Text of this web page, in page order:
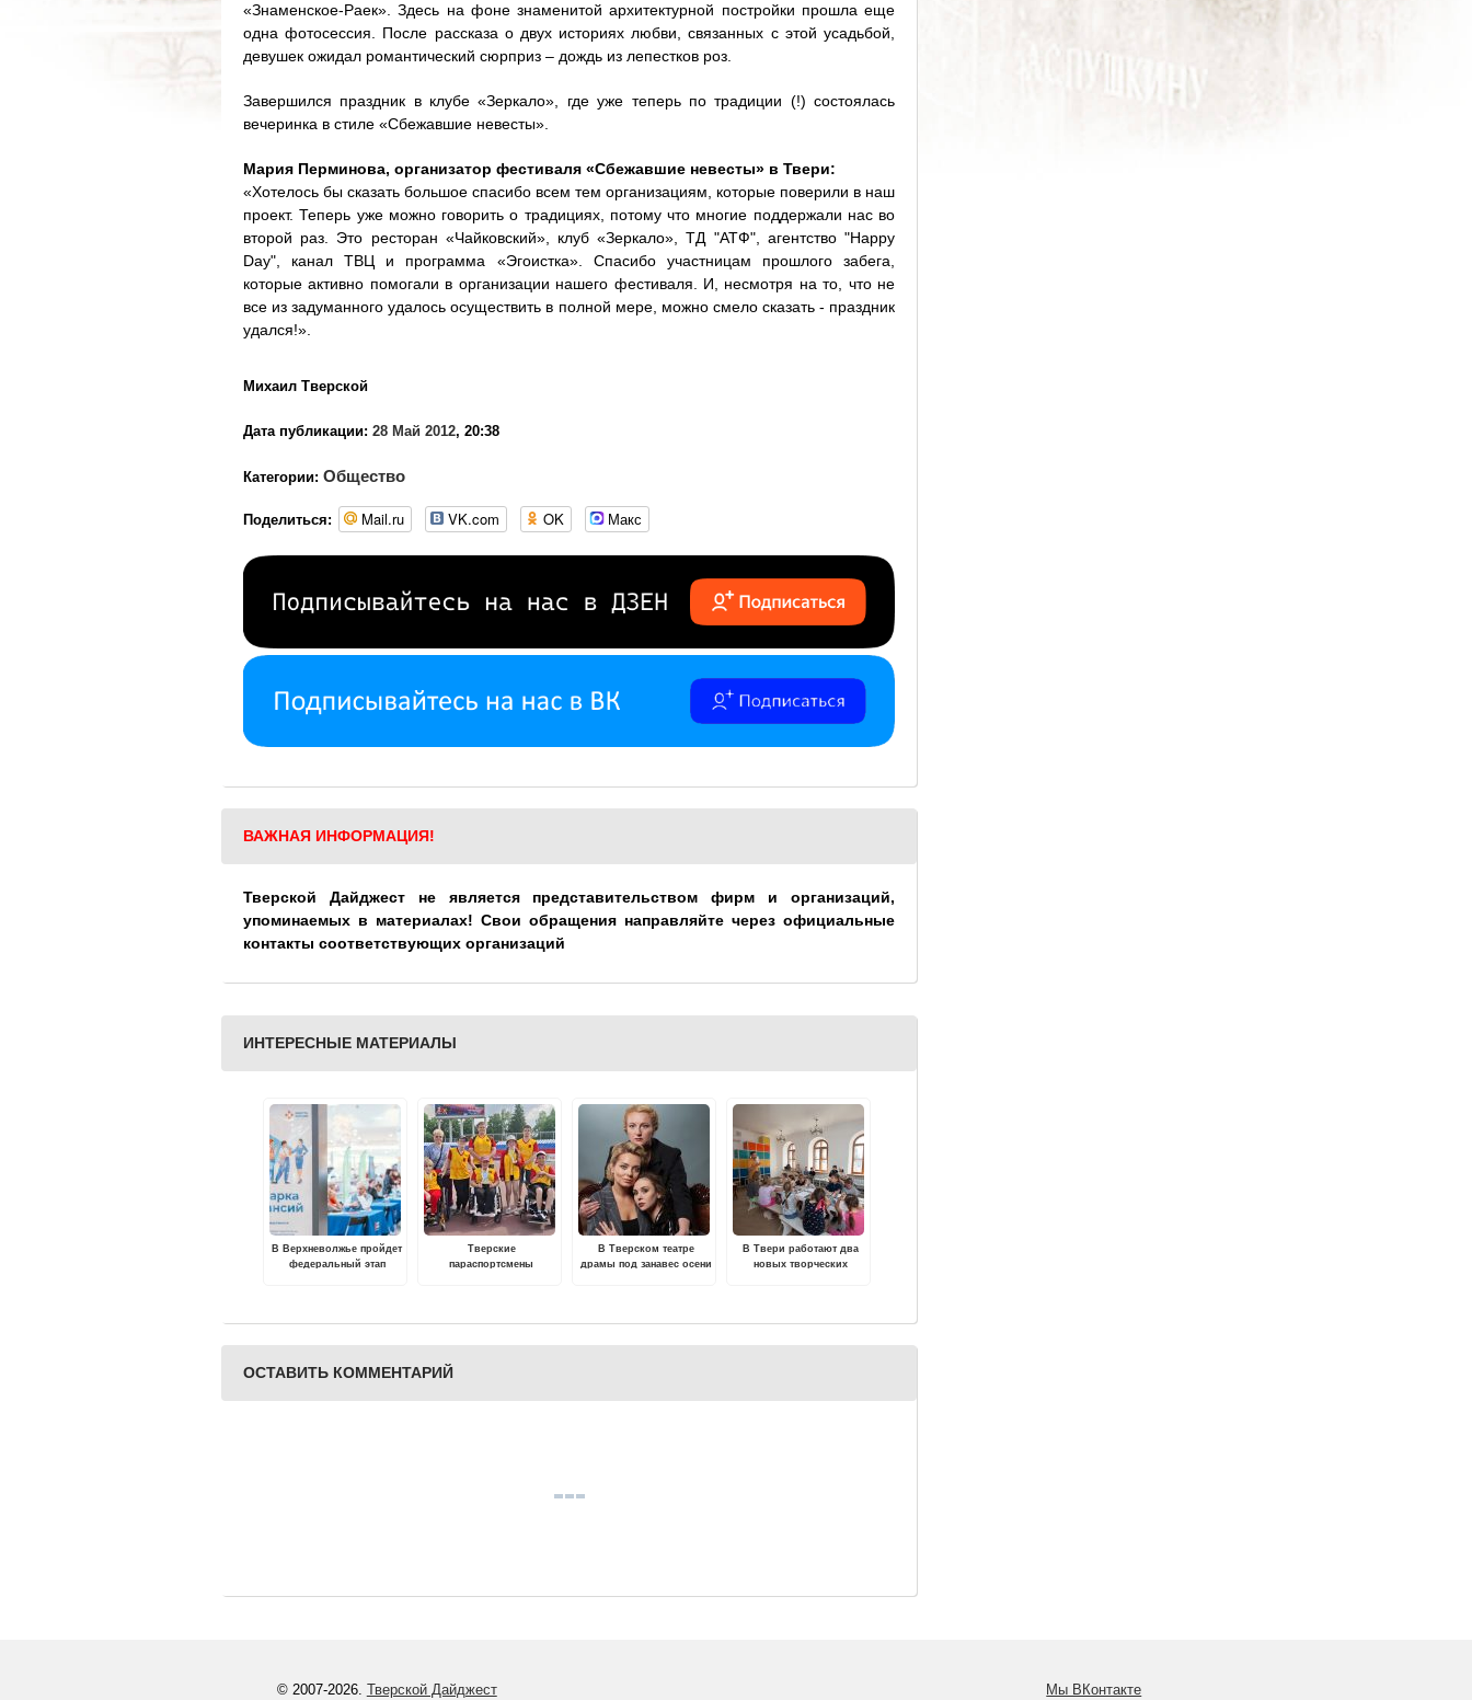
«Знаменское-Раек». Здесь на фоне знаменитой архитектурной постройки прошла еще
одна фотосессия. После рассказа о двух историях любви, связанных с этой усадьбой,
девушек ожидал романтический сюрприз – дождь из лепестков роз.
Завершился праздник в клубе «Зеркало», где уже теперь по традиции (!) состоялась
вечеринка в стиле «Сбежавшие невесты».
Мария Перминова, организатор фестиваля «Сбежавшие невесты» в Твери:
«Хотелось бы сказать большое спасибо всем тем организациям, которые поверили в наш
проект. Теперь уже можно говорить о традициях, потому что многие поддержали нас во
второй раз. Это ресторан «Чайковский», клуб «Зеркало», ТД "АТФ", агентство "Happy
Day", канал ТВЦ и программа «Эгоистка». Спасибо участницам прошлого забега,
которые активно помогали в организации нашего фестиваля. И, несмотря на то, что не
все из задуманного удалось осуществить в полной мере, можно смело сказать - праздник
удался!».
Михаил Тверской
Дата публикации: 28 Май 2012, 20:38
Категории: Общество
Поделиться: Mail.ru VK.com OK Макс
ВАЖНАЯ ИНФОРМАЦИЯ!
Тверской Дайджест не является представительством фирм и организаций,
упоминаемых в материалах! Свои обращения направляйте через официальные
контакты соответствующих организаций
ИНТЕРЕСНЫЕ МАТЕРИАЛЫ
В Верхневолжье пройдет
федеральный этап
Тверские
параспортсмены
В Тверском театре
драмы под занавес осени
В Твери работают два
новых творческих
ОСТАВИТЬ КОММЕНТАРИЙ
© 2007-2026. Тверской Дайджест Мы ВКонтакте